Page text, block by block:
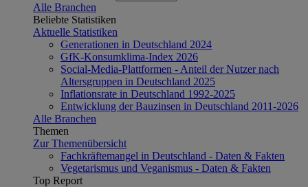
Alle Branchen
Beliebte Statistiken
Aktuelle Statistiken
Generationen in Deutschland 2024
GfK-Konsumklima-Index 2026
Social-Media-Plattformen - Anteil der Nutzer nach
Altersgruppen in Deutschland 2025
Inflationsrate in Deutschland 1992-2025
Entwicklung der Bauzinsen in Deutschland 2011-2026
Alle Branchen
Themen
Zur Themenübersicht
Fachkräftemangel in Deutschland - Daten & Fakten
Vegetarismus und Veganismus - Daten & Fakten
Top Report